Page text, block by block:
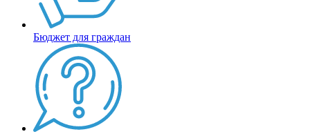
Бюджет для граждан